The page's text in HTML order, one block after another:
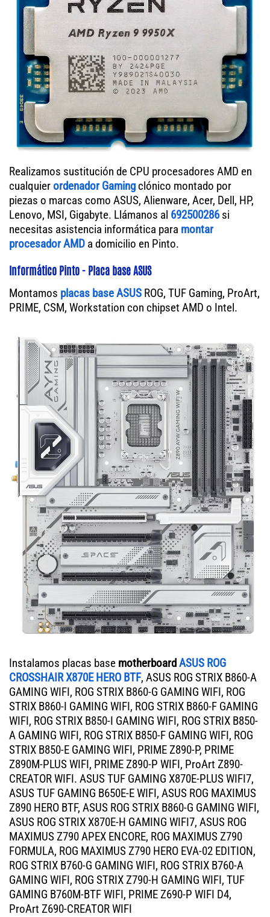
Realizamos sustitución de CPU procesadores AMD en
cualquierordenador Gaming clónico montado por
piezas o marcas como ASUS, Alienware, Acer, Dell, HP,
Lenovo, MSI, Gigabyte. Llámanos al 692500286si
necesitas asistencia informática para montar
procesador AMD a domicilio en Pinto.
Informático Pinto - Placa base ASUS
Montamos placas base ASUS ROG, TUF Gaming, ProArt,
PRIME, CSM, Workstation con chipset AMD o Intel.
Instalamos placas base motherboardASUS ROG
CROSSHAIR X870E HERO BTF, ASUS ROG STRIX B860-A
GAMING WIFI, ROG STRIX B860-G GAMING WIFI, ROG
STRIX B860-I GAMING WIFI, ROG STRIX B860-F GAMING
WIFI, ROG STRIX B850-I GAMING WIFI, ROG STRIX B850-
A GAMING WIFI, ROG STRIX B850-F GAMING WIFI, ROG
STRIX B850-E GAMING WIFI, PRIME Z890-P, PRIME
Z890M-PLUS WIFI, PRIME Z890-P WIFI, ProArt Z890-
CREATOR WIFI. ASUS TUF GAMING X870E-PLUS WIFI7,
ASUS TUF GAMING B650E-E WIFI, ASUS ROG MAXIMUS
Z890 HERO BTF, ASUS ROG STRIX B860-G GAMING WIFI,
ASUS ROG STRIX X870E-H GAMING WIFI7, ASUS ROG
MAXIMUS Z790 APEX ENCORE, ROG MAXIMUS Z790
FORMULA, ROG MAXIMUS Z790 HERO EVA-02 EDITION,
ROG STRIX B760-G GAMING WIFI, ROG STRIX B760-A
GAMING WIFI, ROG STRIX Z790-H GAMING WIFI, TUF
GAMING B760M-BTF WIFI, PRIME Z690-P WIFI D4,
ProArt Z690-CREATOR WIFI